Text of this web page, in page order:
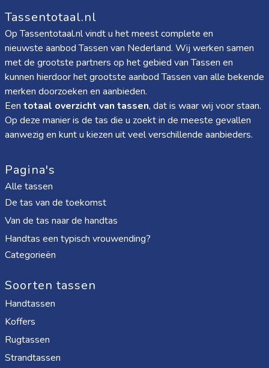
Tassentotaal.nl
Op Tassentotaal.nl vindt u het meest complete en
nieuwste aanbod Tassen van Nederland. Wij werken samen
met de grootste partners op het gebied van Tassen en
kunnen hierdoor het grootste aanbod Tassen van alle bekende
merken doorzoeken en aanbieden.
Een totaal overzicht van tassen, dat is waar wij voor staan.
Op deze manier is de tas die u zoekt in de meeste gevallen
aanwezig en kunt u kiezen uit veel verschillende aanbieders.
Pagina's
Alle tassen
De tas van de toekomst
Van de tas naar de handtas
Handtas een typisch vrouwending?
Categorieën
Soorten tassen
Handtassen
Koffers
Rugtassen
Strandtassen